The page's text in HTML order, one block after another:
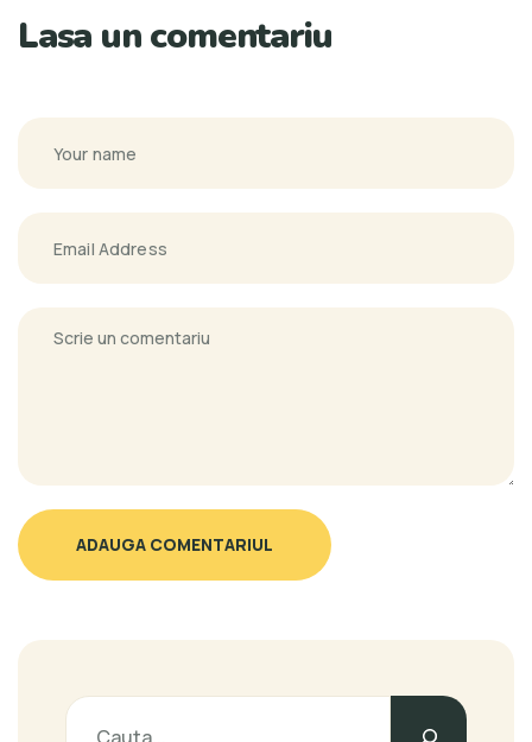
Lasa un comentariu
ADAUGA COMENTARIUL